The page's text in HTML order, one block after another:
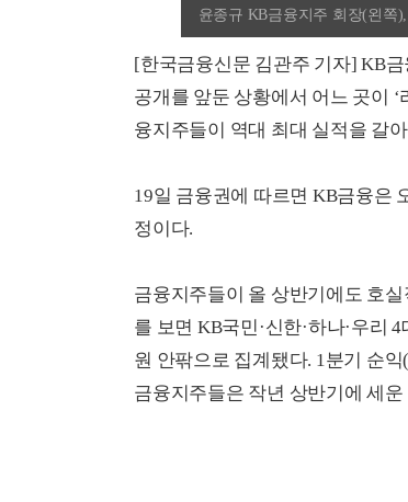
윤종규 KB금융지주 회장(왼쪽
[한국금융신문 김관주 기자] KB
공개를 앞둔 상황에서 어느 곳이
융지주들이 역대 최대 실적을 갈
19일 금융권에 따르면 KB금융은
정이다.
금융지주들이 올 상반기에도 호
를 보면 KB국민·신한·하나·우리
원 안팎으로 집계됐다. 1분기 순
금융지주들은 작년 상반기에 세